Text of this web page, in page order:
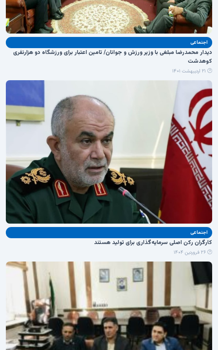
اجنماعی
دیدار محمدرضا مبلغی با وزیر ورزش و جوانان/ تامین اعتبار برای ورزشگاه دو هزارنفری
کوهدشت
🕐 ۲۱ اردیبهشت ۱۴۰۱
اجنماعی
کارگران رکن اصلی سرمایه‌گذاری برای تولید هستند
🕐 ۲۶ فروردین ۱۴۰۴